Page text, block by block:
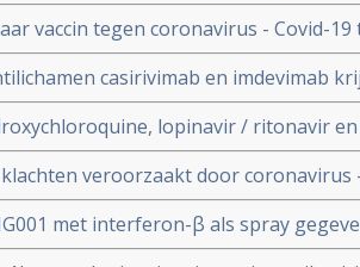
en diagnoses te lang
vaccin tegen coronavirus - Covid-
bij ouderen (55+), de groep met het
casirivimab en imdevimab
voor gebruik bij patienten besmet
lopinavir / ritonavir
van patienten
veroorzaakt door coronavirus
voor.
met interferon-β als spray
met het coronavirus - Covid-19